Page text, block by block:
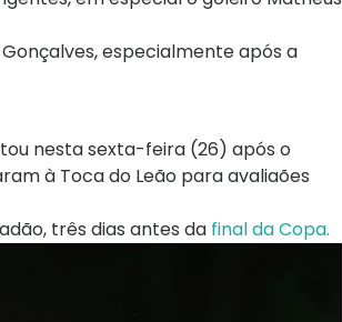
especialmente após a
nesta sexta-feira (26) após o
à Toca do Leão para avaliaões
três dias antes da final da Copa.